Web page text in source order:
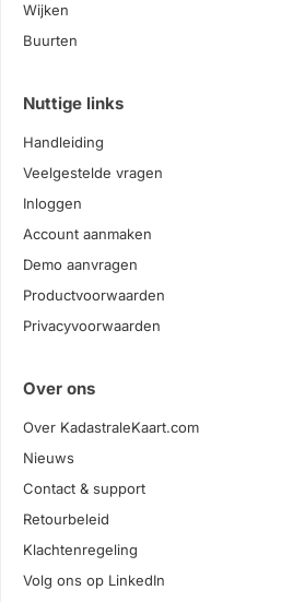
Wijken
Buurten
Nuttige links
Handleiding
Veelgestelde vragen
Inloggen
Account aanmaken
Demo aanvragen
Productvoorwaarden
Privacyvoorwaarden
Over ons
Over KadastraleKaart.com
Nieuws
Contact & support
Retourbeleid
Klachtenregeling
Volg ons op LinkedIn